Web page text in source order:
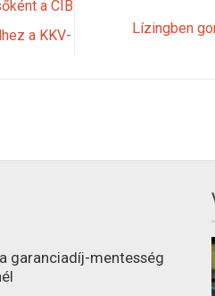
a CIB
a KKV-
Lízingben
garanciadíj-mentesség